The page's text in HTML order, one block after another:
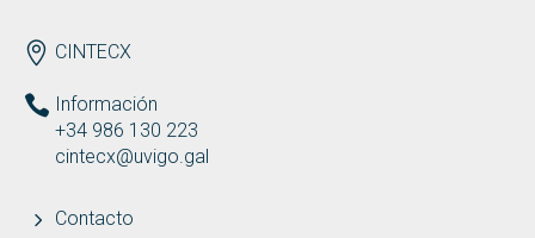
ENDEREZO ES
CINTECX
Información
+34 986 130 223
cintecx@uvigo.gal
Contacto